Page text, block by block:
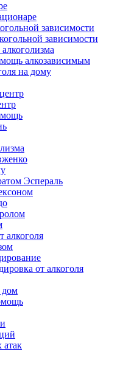
зависимости
зависимости
алкозависимым
на дому
Эспераль
алкоголя
от алкоголя
дом
атак